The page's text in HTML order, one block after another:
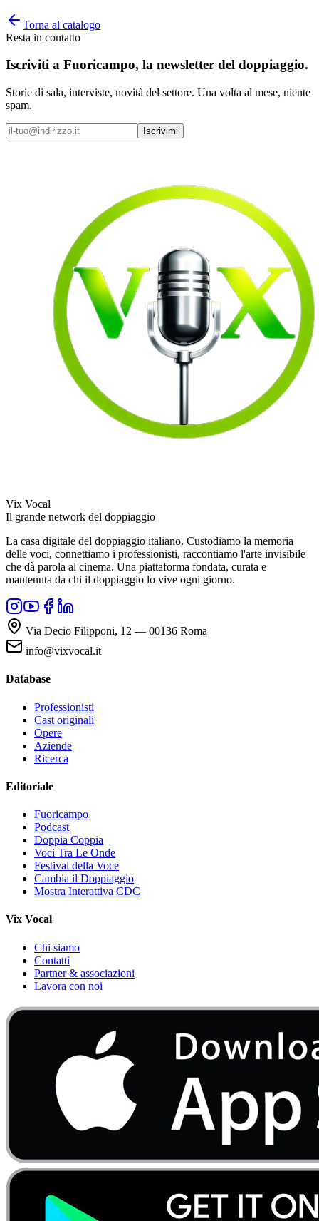
Torna al catalogo
Resta in contatto
Iscriviti a Fuoricampo, la newsletter del doppiaggio.
Storie di sala, interviste, novità del settore. Una volta al mese, niente
spam.
Iscrivimi
Vix Vocal
Il grande network del doppiaggio
La casa digitale del doppiaggio italiano. Custodiamo la memoria
delle voci, connettiamo i professionisti, raccontiamo l'arte invisibile
che dà parola al cinema. Una piattaforma fondata, curata e
mantenuta da chi il doppiaggio lo vive ogni giorno.
Via Decio Filipponi, 12 — 00136 Roma
info@vixvocal.it
Database
Professionisti
Cast originali
Opere
Aziende
Ricerca
Editoriale
Fuoricampo
Podcast
Doppia Coppia
Voci Tra Le Onde
Festival della Voce
Cambia il Doppiaggio
Mostra Interattiva CDC
Vix Vocal
Chi siamo
Contatti
Partner & associazioni
Lavora con noi